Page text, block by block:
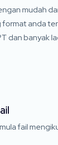
mudah
anda
dan banyak
fail